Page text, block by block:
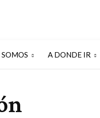
A DONDE IR